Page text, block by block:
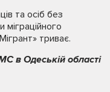
та осіб без
триває.
в Одеській області